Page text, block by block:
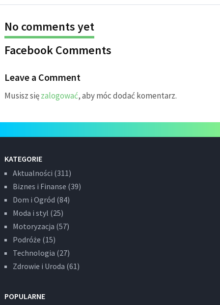
No comments yet
Facebook Comments
Leave a Comment
Musisz sięzalogować, aby móc dodać komentarz.
KATEGORIE
Aktualności (311)
Biznes i Finanse (39)
Dom i Ogród (84)
Moda i styl (25)
Motoryzacja (57)
Podróże (15)
Technologia (27)
Zdrowie i Uroda (61)
POPULARNE